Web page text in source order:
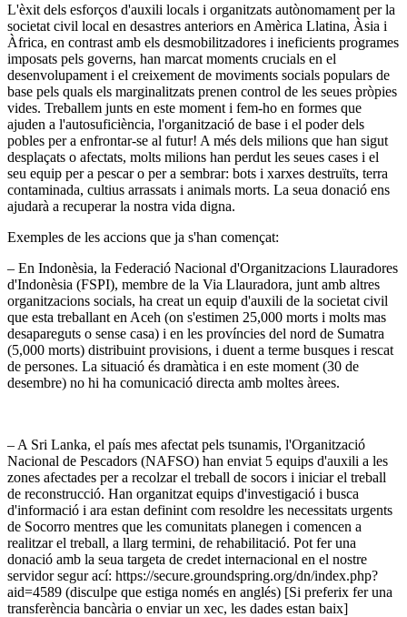
L'èxit dels esforços d'auxili locals i organitzats autònomament per la
societat civil local en desastres anteriors en Amèrica Llatina, Àsia i
Àfrica, en contrast amb els desmobilitzadores i ineficients programes
imposats pels governs, han marcat moments crucials en el
desenvolupament i el creixement de moviments socials populars de
base pels quals els marginalitzats prenen control de les seues pròpies
vides. Treballem junts en este moment i fem-ho en formes que
ajuden a l'autosuficiència, l'organització de base i el poder dels
pobles per a enfrontar-se al futur! A més dels milions que han sigut
desplaçats o afectats, molts milions han perdut les seues cases i el
seu equip per a pescar o per a sembrar: bots i xarxes destruïts, terra
contaminada, cultius arrassats i animals morts. La seua donació ens
ajudarà a recuperar la nostra vida digna.
Exemples de les accions que ja s'han començat:
– En Indonèsia, la Federació Nacional d'Organitzacions Llauradores
d'Indonèsia (FSPI), membre de la Via Llauradora, junt amb altres
organitzacions socials, ha creat un equip d'auxili de la societat civil
que esta treballant en Aceh (on s'estimen 25,000 morts i molts mas
desapareguts o sense casa) i en les províncies del nord de Sumatra
(5,000 morts) distribuint provisions, i duent a terme busques i rescat
de persones. La situació és dramàtica i en este moment (30 de
desembre) no hi ha comunicació directa amb moltes àrees.
– A Sri Lanka, el país mes afectat pels tsunamis, l'Organització
Nacional de Pescadors (NAFSO) han enviat 5 equips d'auxili a les
zones afectades per a recolzar el treball de socors i iniciar el treball
de reconstrucció. Han organitzat equips d'investigació i busca
d'informació i ara estan definint com resoldre les necessitats urgents
de Socorro mentres que les comunitats planegen i comencen a
realitzar el treball, a llarg termini, de rehabilitació. Pot fer una
donació amb la seua targeta de credet internacional en el nostre
servidor segur ací: https://secure.groundspring.org/dn/index.php?
aid=4589 (disculpe que estiga només en anglés) [Si preferix fer una
transferència bancària o enviar un xec, les dades estan baix]